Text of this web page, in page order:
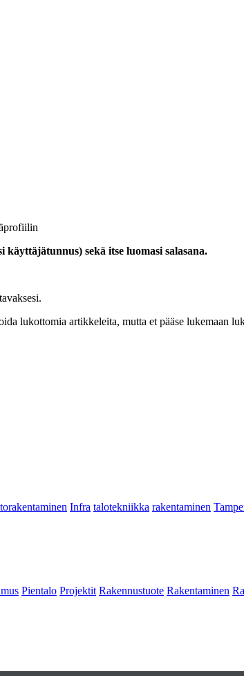
sekä itse luomasi salasana.
lukottomia artikkeleita, mutta et pääse lukemaan
Infra talotekniikka rakentaminen
Pientalo Projektit Rakennustuote Rakentaminen